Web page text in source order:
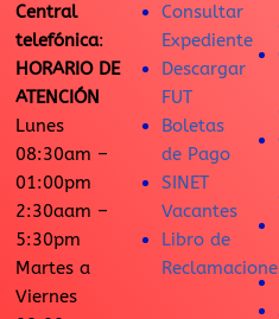
Central
telefónica:
HORARIO DE
ATENCIÓN
Lunes
08:30am –
01:00pm
2:30aam –
5:30pm
Martes a
Viernes
Consultar
Expediente
Descargar
FUT
Boletas
de Pago
SINET
Vacantes
Libro de